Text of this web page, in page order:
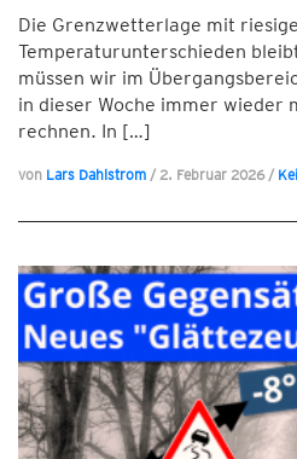
Die Grenzwetterlage mit
Temperaturunterschieden
müssen wir im
in dieser Woche immer wieder
rechnen. In […]
von Lars Dahlstrom / 2. Februar 2026/